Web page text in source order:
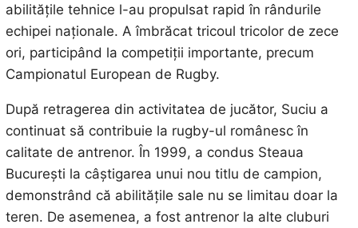
abilitățile tehnice l-au propulsat rapid în rândurile
echipei naționale. A îmbrăcat tricoul tricolor de zece
ori, participând la competiții importante, precum
Campionatul European de Rugby.
După retragerea din activitatea de jucător, Suciu a
continuat să contribuie la rugby-ul românesc în
calitate de antrenor. În 1999, a condus Steaua
București la câștigarea unui nou titlu de campion,
demonstrând că abilitățile sale nu se limitau doar la
teren. De asemenea, a fost antrenor la alte cluburi